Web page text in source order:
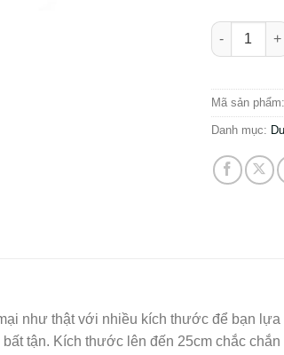
Dương vật
Mã sản phẩm:
Danh mục:
như thật với nhiều kích thước để bạn
bất tận. Kích thước lên đến 25cm chắc